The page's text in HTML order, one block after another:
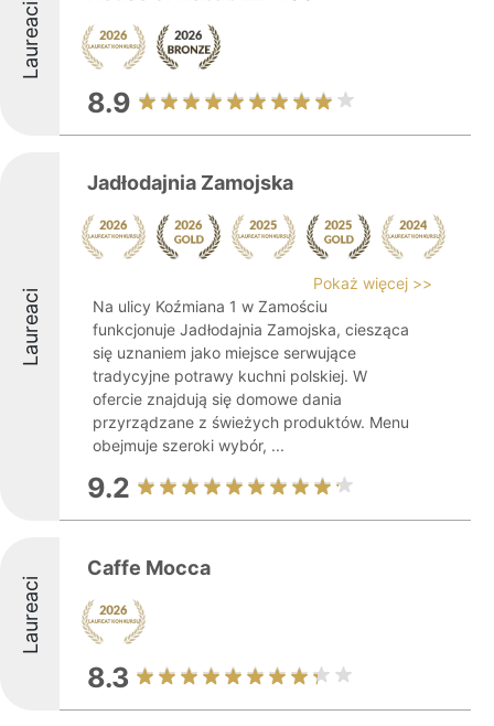
Laureaci
8.9
Laureaci
Jadłodajnia Zamojska
Pokaż więcej >>
Na ulicy Koźmiana 1 w Zamościu
funkcjonuje Jadłodajnia Zamojska, ciesząca
się uznaniem jako miejsce serwujące
tradycyjne potrawy kuchni polskiej. W
ofercie znajdują się domowe dania
przyrządzane z świeżych produktów. Menu
obejmuje szeroki wybór, ...
9.2
Laureaci
Caffe Mocca
8.3